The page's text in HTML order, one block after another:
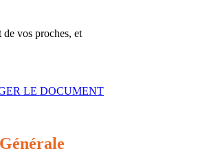
de vos proches, et
LE DOCUMENT